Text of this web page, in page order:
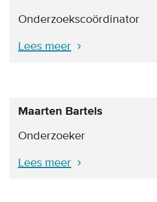
Onderzoekscoördinator
Lees meer
Maarten Bartels
Onderzoeker
Lees meer